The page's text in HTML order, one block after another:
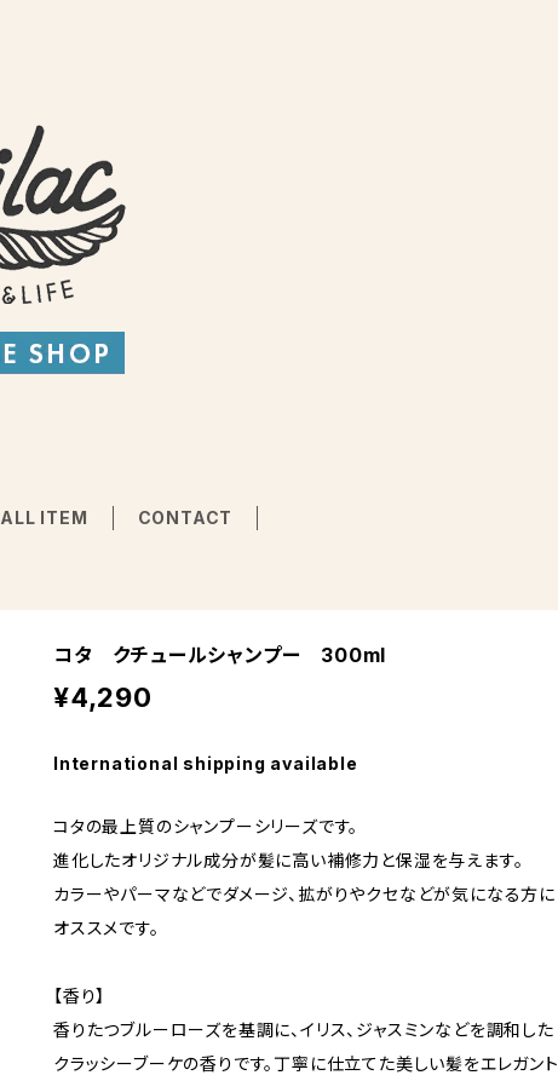
ALL ITEM CONTACT
コタ クチュールシャンプー 300ml
¥4,290
International shipping available
コタの最上質のシャンプーシリーズです。
進化したオリジナル成分が髪に高い補修力と保湿を与えます。
カラーやパーマなどでダメージ、拡がりやクセなどが気になる方に
オススメです。
【香り】
香りたつブルーローズを基調に、イリス、ジャスミンなどを調和した
クラッシーブーケの香りです。丁寧に仕立てた美しい髪をエレガント